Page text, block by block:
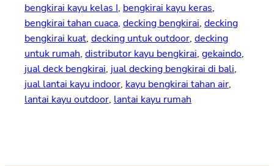
bengkirai kayu kelas I, bengkirai kayu keras
bengkirai tahan cuaca, decking bengkirai, decking
bengkirai kuat, decking untuk outdoor, decking
untuk rumah, distributor kayu bengkirai, gekaindo
jual deck bengkirai, jual decking bengkirai di bali
jual lantai kayu indoor, kayu bengkirai tahan air
lantai kayu outdoor, lantai kayu rumah